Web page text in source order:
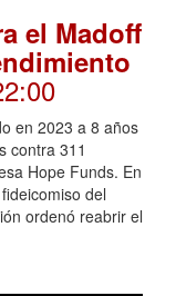
el Madoff
en 2023 a 8 años
contra 311
Hope Funds. En
del
ordenó reabrir el